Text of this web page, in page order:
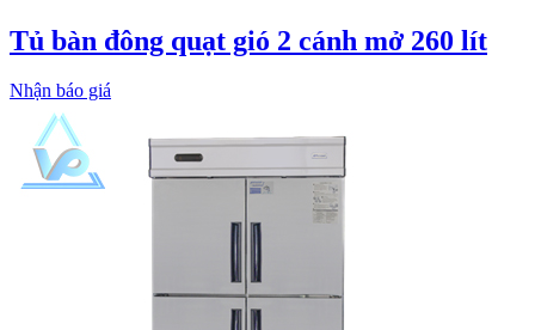
Tủ bàn đông quạt gió 2 cánh mở 260 lít
Nhận báo giá